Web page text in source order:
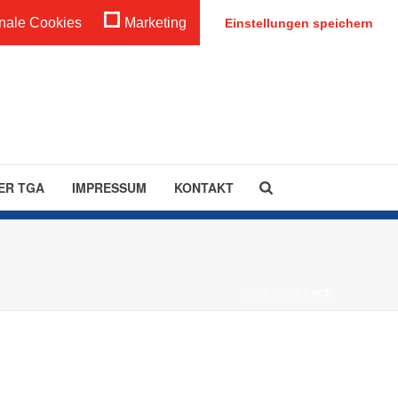
Cookies Marketing Einstellungen speichern
TGA IMPRESSUM KONTAKT